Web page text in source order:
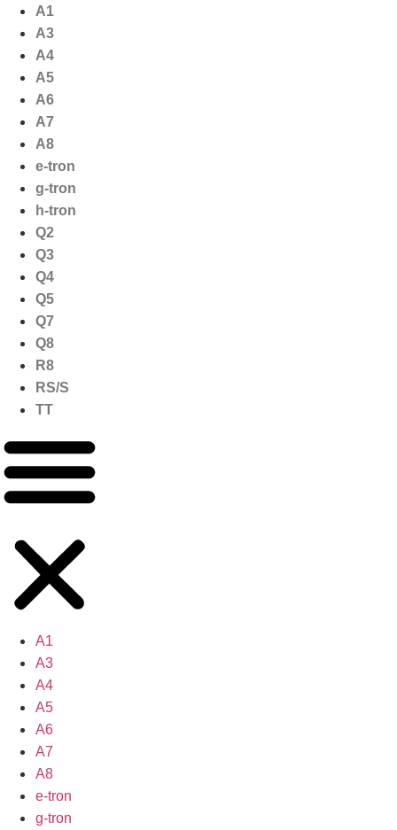
naar
inhoud
A1
A3
A4
A5
A6
A7
A8
e-tron
g-tron
h-tron
Q2
Q3
Q4
Q5
Q7
Q8
R8
RS/S
TT
A1
A3
A4
A5
A6
A7
A8
e-tron
g-tron